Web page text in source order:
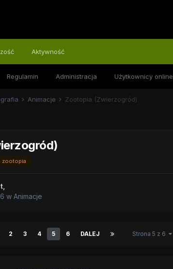
Regulamin Administracja Użytkownicy online
Aktywność
Animacje Zootopia (Zwierzogród)
zootopia
,
w Animacje
2 3 4 5 6 DALEJ Strona 5 z 6